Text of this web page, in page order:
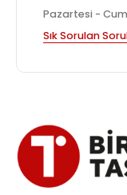
Pazartesi -
Sık Sorulan